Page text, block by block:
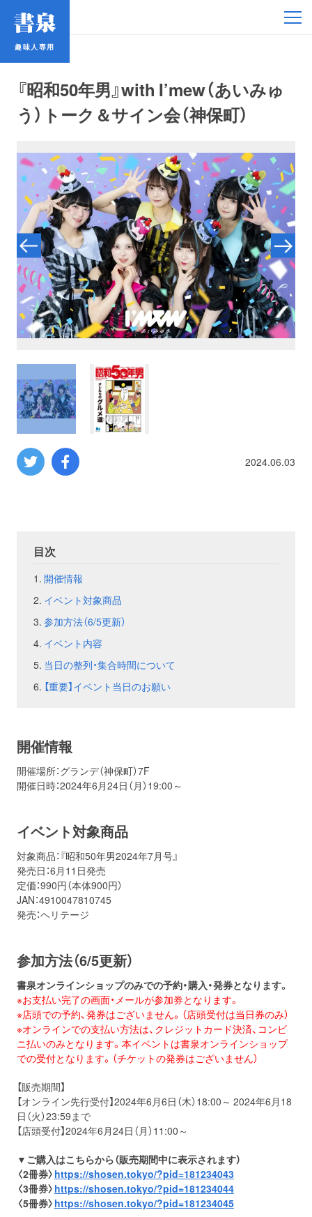
趣味人専用
『昭和50年男』with I’mew（あいみゅ
う）トーク＆サイン会（神保町）
2024.06.03
目次
開催情報
イベント対象商品
参加方法（6/5更新）
イベント内容
当日の整列・集合時間について
【重要】イベント当日のお願い
開催情報
開催場所：グランデ（神保町）7F
開催日時：2024年6月24日（月）19:00～
イベント対象商品
対象商品：『昭和50年男2024年7月号』
発売日：6月11日発売
定価：990円（本体900円）
JAN：4910047810745
発売：ヘリテージ
参加方法（6/5更新）
書泉オンラインショップのみでの予約・購入・発券となります。
※お支払い完了の画面・メールが参加券となります。
※店頭での予約、発券はございません。（店頭受付は当日券のみ）
※オンラインでの支払い方法は、クレジットカード決済、コンビ
ニ払いのみとなります。本イベントは書泉オンラインショップ
での受付となります。（チケットの発券はございません）
【販売期間】
【オンライン先行受付】2024年6月6日（木）18:00～ 2024年6月18
日（火）23:59まで
【店頭受付】2024年6月24日（月）11:00～
▼ご購入はこちらから（販売期間中に表示されます）
〈2冊券〉 https://shosen.tokyo/?pid=181234043
〈3冊券〉 https://shosen.tokyo/?pid=181234044
〈5冊券〉 https://shosen.tokyo/?pid=181234045
趣味人専用
アイドル
鉄道・バス
コミック・ラノベ
占い
プロレス
数学
コンピューター
ミリタリー
フェア
会社概要